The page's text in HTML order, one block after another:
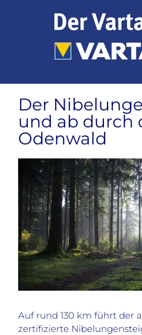
Der
und ab durch
Odenwald
Zeige
grösseres
Bild
Auf rund 130 km führt der
zertifizierte